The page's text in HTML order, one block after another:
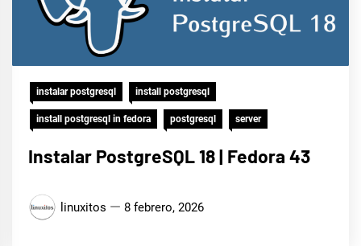
instalar postgresql install postgresql
install postgresql in fedora postgresql server
Instalar PostgreSQL 18 | Fedora 43
linuxitos 8 febrero, 2026